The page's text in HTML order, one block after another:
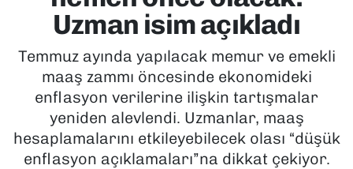
Uzman isim açıkladı
Temmuz ayında yapılacak memur ve emekli
maaş zammı öncesinde ekonomideki
enflasyon verilerine ilişkin tartışmalar
yeniden alevlendi. Uzmanlar, maaş
hesaplamalarını etkileyebilecek olası “düşük
enflasyon açıklamaları”na dikkat çekiyor.
KÜLTÜR SANAT
MAGAZİN
POLİTİKA
SAĞLIK
Son Dakika Haberleri
Haber Arşivi